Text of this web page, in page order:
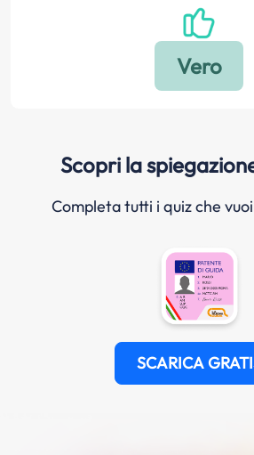
Scopri la
Completa tutti i quiz che
SCARICA